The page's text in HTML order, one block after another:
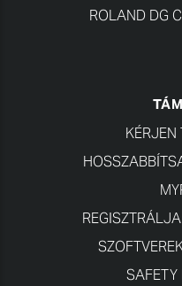
ROLAND DG
KÉRJEN
SAFETY